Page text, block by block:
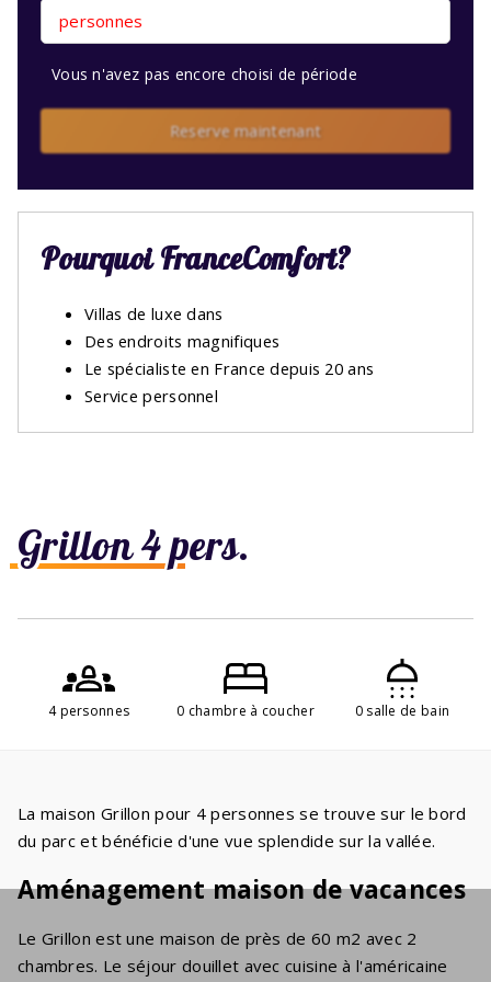
Grillon 4 pers.
4 personnes 0 chambre à coucher 0 salle de bain
La maison Grillon pour 4 personnes se trouve sur le bord
du parc et bénéficie d'une vue splendide sur la vallée.
Aménagement maison de vacances
Le Grillon est une maison de près de 60 m2 avec 2
chambres. Le séjour douillet avec cuisine à l'américaine
personnes
Vous n'avez pas encore choisi de période
Reserve maintenant
Pourquoi FranceComfort?
Villas de luxe dans
Des endroits magnifiques
Le spécialiste en France depuis 20 ans
Service personnel